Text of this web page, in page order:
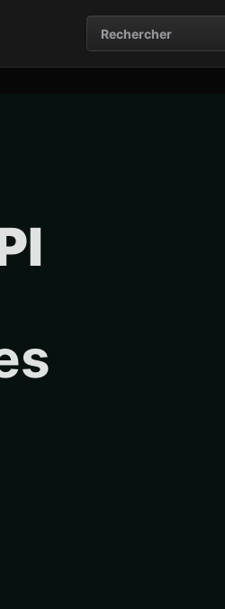
Rechercher sur le site